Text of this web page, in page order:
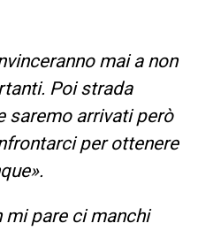
mai a non
Poi strada
saremo arrivati però
per ottenere
mi pare ci manchi